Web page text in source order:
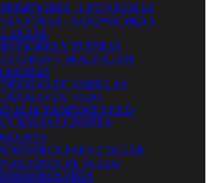
- LICUADORAS
- SANDWICHERA
Y TETERAS
Y MOLINILLOS
DE VARILLAS
DE VASO
ELECTRODOMESTICO
Y BOLSAS COMPRA
PARA COLGAR
DE SUELO
FIJOS